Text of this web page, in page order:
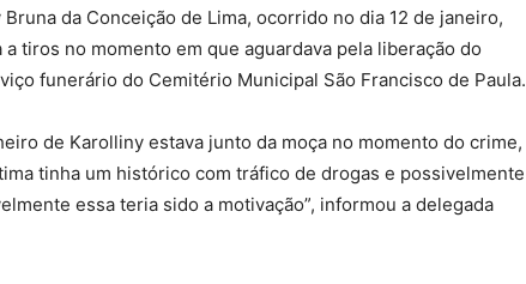
da Conceição de Lima, ocorrido no dia 12 de janeiro,
tiros no momento em que aguardava pela liberação do
funerário do Cemitério Municipal São Francisco de Paula.
de Karolliny estava junto da moça no momento do crime,
tinha um histórico com tráfico de drogas e possivelmente
essa teria sido a motivação”, informou a delegada